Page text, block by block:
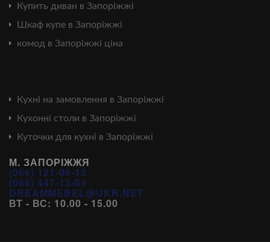
Купить диван в Запоріжжі
Шкаф купе в Запоріжжі
комод в Запоріжжі ціна
Кухні на замовлення в Запоріжжі
Кухонні столи в Запоріжжі
Куточки для кухні в Запоріжжі
М. ЗАПОРІЖЖЯ
(066) 121-06-15
(068) 447-13-04
DREAMMEBEL@UKR.NET
ВТ - ВС: 10.00 - 15.00